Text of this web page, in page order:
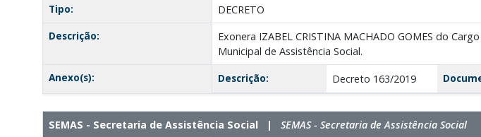
Tipo:
DECRETO
Descrição:
Exonera IZABEL CRISTINA MACHADO GOMES do
Municipal de Assistência Social.
Anexo(s):
Descrição: Decreto 163/2019
SEMAS - Secretaria de Assistência Social | SEMAS - Secretaria de Assistência Social